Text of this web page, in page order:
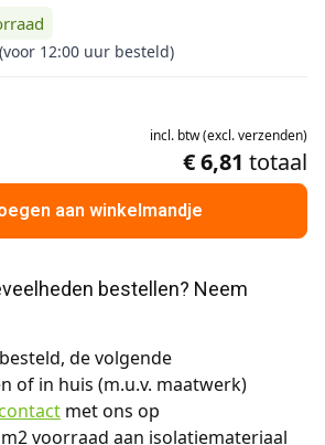
12:00 uur besteld)
incl. btw(excl.verzenden)
€ 6,81 totaal
aan winkelmandje
de volgende
of in huis (m.u.v. maatwerk)
contact met ons op
m2 voorraad aan isolatiemateriaal